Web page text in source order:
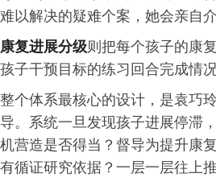
难以解决的疑难个案，她会亲自
康复进展分级则把每个孩子的康
孩子干预目标的练习回合完成情
整个体系最核心的设计，是袁巧
导。系统一旦发现孩子进展停滞
机营造是否得当？督导为提升康
有循证研究依据？一层一层往上